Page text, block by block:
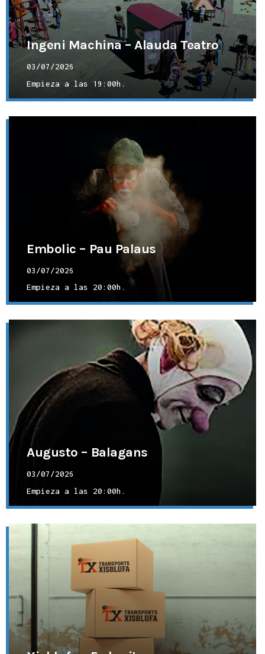
Ingeni Machina – Alauda Teatro
03/07/2026
Empieza a las 19:00h.
Embolic – Pau Palaus
03/07/2026
Empieza a las 20:00h.
Augusto – Balagans
03/07/2026
Empieza a las 20:00h.